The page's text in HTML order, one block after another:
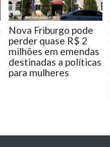
Nova Friburgo pode
perder quase R$ 2
milhões em emendas
destinadas a políticas
para mulheres